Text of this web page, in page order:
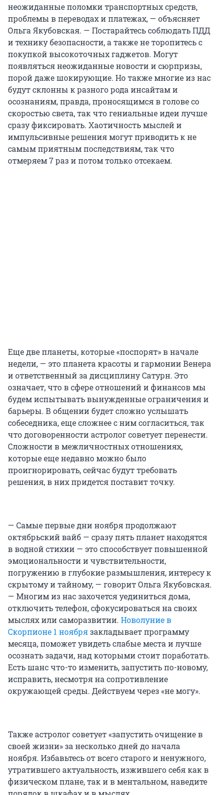
неожиданные поломки транспортных средств,
проблемы в переводах и платежах, — объясняет
Ольга Якубовская. — Постарайтесь соблюдать ПДД
и технику безопасности, а также не торопитесь с
покупкой высокоточных гаджетов. Могут
появляться неожиданные новости и сюрпризы,
порой даже шокирующие. Но также многие из нас
будут склонны к разного рода инсайтам и
осознаниям, правда, проносящимся в голове со
скоростью света, так что гениальные идеи лучше
сразу фиксировать. Хаотичность мыслей и
импульсивные решения могут приводить к не
самым приятным последствиям, так что
отмеряем 7 раз и потом только отсекаем.
Еще две планеты, которые «поспорят» в начале
недели, — это планета красоты и гармонии Венера
и ответственный за дисциплину Сатурн. Это
означает, что в сфере отношений и финансов мы
будем испытывать вынужденные ограничения и
барьеры. В общении будет сложно услышать
собеседника, еще сложнее с ним согласиться, так
что договоренности астролог советует перенести.
Сложности в межличностных отношениях,
которые еще недавно можно было
проигнорировать, сейчас будут требовать
решения, в них придется поставит точку.
— Самые первые дни ноября продолжают
октябрьский вайб — сразу пять планет находятся
в водной стихии — это способствует повышенной
эмоциональности и чувствительности,
погружению в глубокие размышления, интересу к
скрытому и тайному, — говорит Ольга Якубовская.
— Многим из нас захочется уединиться дома,
отключить телефон, сфокусироваться на своих
мыслях или саморазвитии. Новолуние в
Скорпионе 1 ноябрязакладывает программу
месяца, поможет увидеть слабые места и лучше
осознать задачи, над которыми стоит поработать.
Есть шанс что-то изменить, запустить по-новому,
исправить, несмотря на сопротивление
окружающей среды. Действуем через «не могу».
Также астролог советует «запустить очищение в
своей жизни» за несколько дней до начала
ноября. Избавьтесь от всего старого и ненужного,
утратившего актуальность, изжившего себя как в
физическом плане, так и в ментальном, наведите